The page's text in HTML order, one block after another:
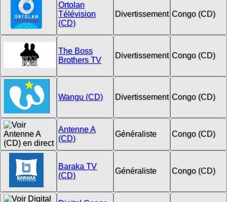
Ortolan
Télévision
(CD)
Divertissement Congo (CD)
The Boss
Brothers TV
Divertissement Congo (CD)
Wangu (CD) Divertissement Congo (CD)
Antenne A
(CD)
Généraliste Congo (CD)
Baraka TV
(CD)
Généraliste Congo (CD)